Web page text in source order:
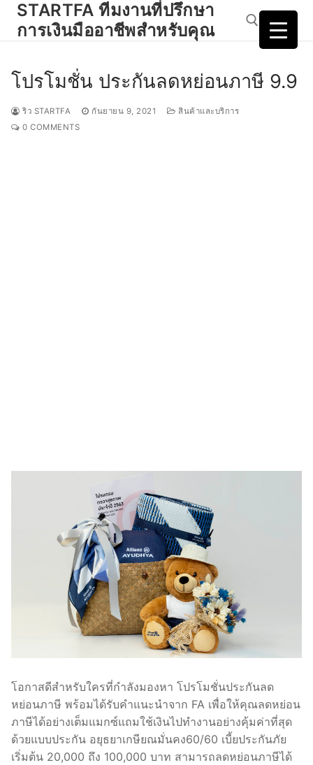
SkipSTARTFA ทีมงานที่ปรึกษา
การเงินมืออาชีพสำหรับคุณ
Search for:
โปรโมชั่น ประกันลดหย่อนภาษี 9.9
ริว STARTFA กันยายน 9, 2021
สินค้าและบริการ
0 COMMENTS
โอกาสดีสำหรับใครที่กำลังมองหา โปรโมชั่นประกันลด
หย่อนภาษี พร้อมได้รับคำแนะนำจาก FA เพื่อให้คุณลดหย่อน
ภาษีได้อย่างเต็มแมกซ์แถมใช้เงินไปทำงานอย่างคุ้มค่าที่สุด
ด้วยแบบประกัน อยุธยาเกษียณมั่นคง60/60 เบี้ยประกันภัย
เริ่มต้น 20,000 ถึง 100,000 บาท สามารถลดหย่อนภาษีได้